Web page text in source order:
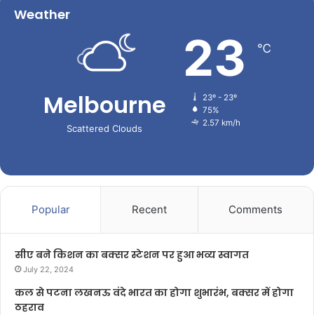
Weather
Melbourne
Scattered Clouds
23 ℃
23º - 23º
75%
2.57 km/h
Popular Recent Comments
सीए बने किशन का बक्सर स्टेशन पर हुआ भव्य स्वागत
July 22, 2024
कल से पटना लखनऊ वंदे भारत का होगा शुभारंभ, बक्सर में होगा
ठहराव